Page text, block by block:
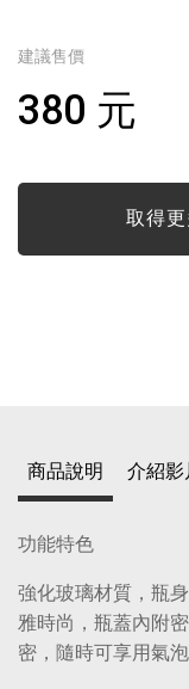
建議售價
380 元
取得
商品說明 介紹影
功能特色
強化玻璃材質，瓶
雅時尚，瓶蓋內附
密，隨時可享用氣